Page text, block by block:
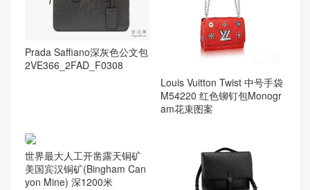
Prada Saffiano深灰色公文包
2VE366_2FAD_F0308
Louis Vuitton Twist 中号手袋
M54220 红色铆钉包Monogr
am花束图案
世界最大人工开凿露天铜矿
美国宾汉铜矿(Bingham Can
yon Mine) 深1200米